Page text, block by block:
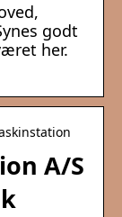
godt
her.
A/S